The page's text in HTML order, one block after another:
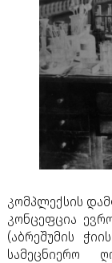
კომპლექსის
კონცეფცია
(აბრეშუმის
სამეცნიერო